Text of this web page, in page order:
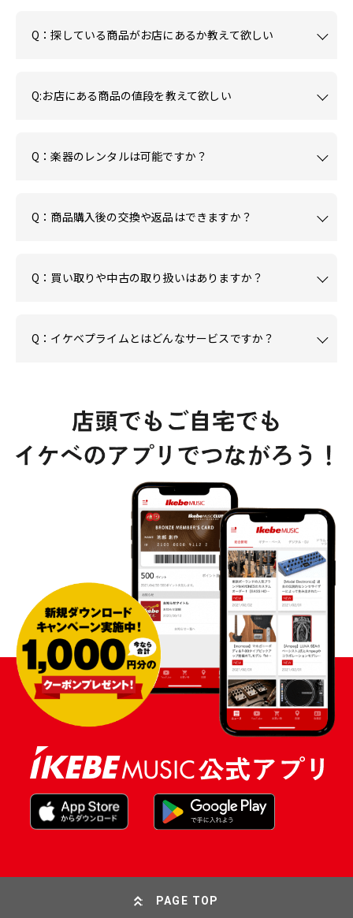
Q：探している商品がお店にあるか教えて欲しい
Q:お店にある商品の値段を教えて欲しい
Q：楽器のレンタルは可能ですか？
Q：商品購入後の交換や返品はできますか？
Q：買い取りや中古の取り扱いはありますか？
Q：イケベプライムとはどんなサービスですか？
PAGE TOP